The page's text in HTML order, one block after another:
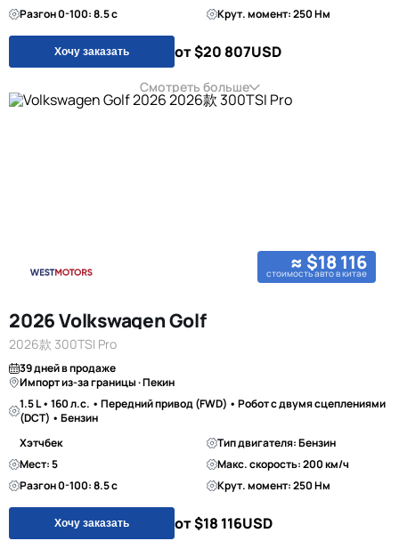
Разгон 0-100: 8.5 с Крут. момент: 250 Нм
Хочу заказать от $20 807USD
Смотреть больше
≈ $18 116
стоимость авто в китае
2026 Volkswagen Golf
2026款 300TSI Pro
39 дней в продаже
Импорт из-за границы · Пекин
1.5 L • 160 л.с. • Передний привод (FWD) • Робот с двумя сцеплениями
(DCT) • Бензин
Хэтчбек
Тип двигателя: Бензин
Мест: 5
Макс. скорость: 200 км/ч
Разгон 0-100: 8.5 с
Крут. момент: 250 Нм
Хочу заказать от $18 116USD